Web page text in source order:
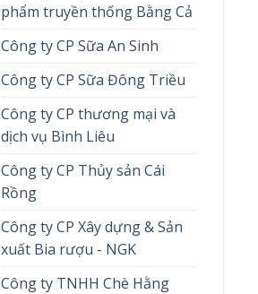
phẩm truyền thống Bằng Cả
Công ty CP Sữa An Sinh
Công ty CP Sữa Đông Triều
Công ty CP thương mại và
dịch vụ Bình Liêu
Công ty CP Thủy sản Cái
Rồng
Công ty CP Xây dựng & Sản
xuất Bia rượu - NGK
Công ty TNHH Chè Hằng